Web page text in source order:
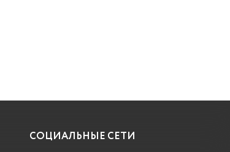
СОЦИАЛЬНЫЕ СЕТИ